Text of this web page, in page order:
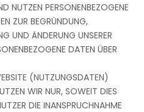
NUTZEN PERSONENBEZOGENE
ZUR BEGRÜNDUNG,
UND ÄNDERUNG UNSERER
DATEN ÜBER
(NUTZUNGSDATEN)
WIR NUR, SOWEIT DIES
DIE INANSPRUCHNAHME